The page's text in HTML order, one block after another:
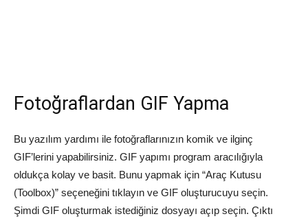
Fotoğraflardan GIF Yapma
Bu yazılım yardımı ile fotoğraflarınızın komik ve ilginç
GIF’lerini yapabilirsiniz. GIF yapımı program aracılığıyla
oldukça kolay ve basit. Bunu yapmak için “Araç Kutusu
(Toolbox)” seçeneğini tıklayın ve GIF oluşturucuyu seçin.
Şimdi GIF oluşturmak istediğiniz dosyayı açıp seçin. Çıktı